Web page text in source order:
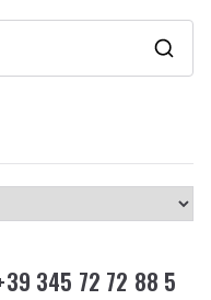
+39 345 72 72 88 5